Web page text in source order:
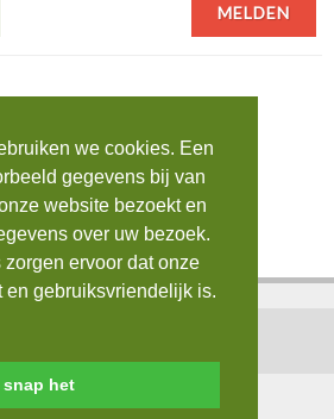
we cookies. Een
gegevens bij van
website bezoekt en
over uw bezoek.
ervoor dat onze
en gebruiksvriendelijk is.
snap het
MELDEN